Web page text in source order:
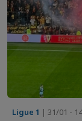
Ligue 1 | 31/01 -